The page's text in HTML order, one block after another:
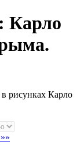
Карло
рисунках Карло